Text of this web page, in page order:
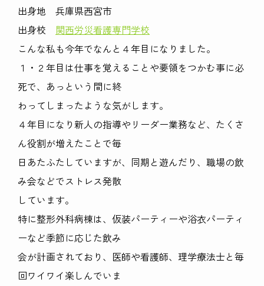
出身地 兵庫県西宮市
出身校 関西労災看護専門学校
こんな私も今年でなんと４年目になりました。
１・２年目は仕事を覚えることや要領をつかむ事に必
死で、あっという間に終
わってしまったような気がします。
４年目になり新人の指導やリーダー業務など、たくさ
ん役割が増えたことで毎
日あたふたしていますが、同期と遊んだり、職場の飲
み会などでストレス発散
しています。
特に整形外科病棟は、仮装パーティーや浴衣パーティ
ーなど季節に応じた飲み
会が計画されており、医師や看護師、理学療法士と毎
回ワイワイ楽しんでいま